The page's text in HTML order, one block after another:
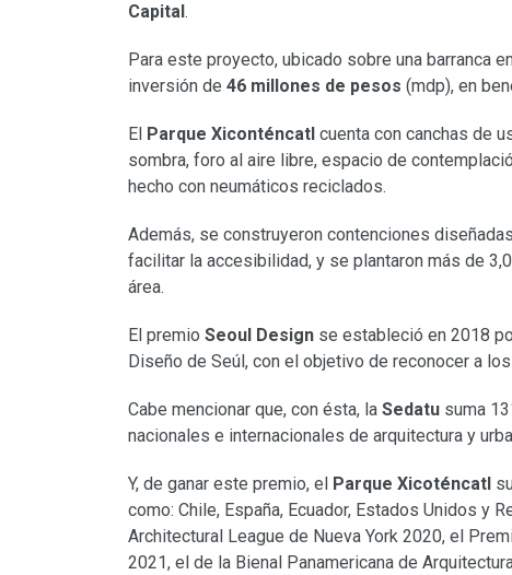
Capital .
Para este proyecto, ubicado sobre una barranca
inversión de 46 millones de pesos (mdp), en
El Parque Xiconténcatl cuenta con canchas de
sombra, foro al aire libre, espacio de
hecho con neumáticos reciclados.
Además, se construyeron contenciones
facilitar la accesibilidad, y se plantaron más de
área.
El premio Seoul Design se estableció en 2018
Diseño de Seúl, con el objetivo de reconocer a
Cabe mencionar que, con ésta, la Sedatu suma
nacionales e internacionales de arquitectura y
Y, de ganar este premio, el Parque Xicoténcatl
como: Chile, España, Ecuador, Estados Unidos y
Architectural League de Nueva York 2020, el
2021, el de la Bienal Panamericana de